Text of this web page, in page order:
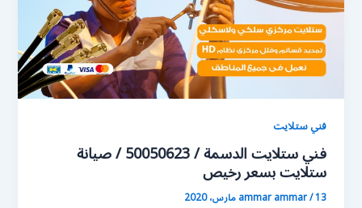
فني ستلايت
فني ستلايت الدسمة / 50050623 / صيانة
ستلايت بسعر رخيص
ammar ammar/13 مارس، 2020